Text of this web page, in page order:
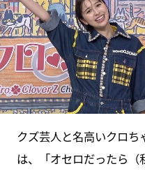
クズ芸人と名高いクロ
は、「オセロだったら